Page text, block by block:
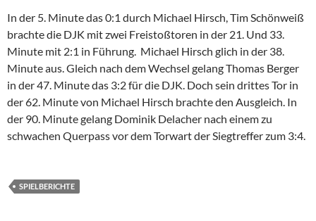
In der 5. Minute das 0:1 durch Michael Hirsch, Tim Schönweiß
brachte die DJK mit zwei Freistoßtoren in der 21. Und 33.
Minute mit 2:1 in Führung. Michael Hirsch glich in der 38.
Minute aus. Gleich nach dem Wechsel gelang Thomas Berger
in der 47. Minute das 3:2 für die DJK. Doch sein drittes Tor in
der 62. Minute von Michael Hirsch brachte den Ausgleich. In
der 90. Minute gelang Dominik Delacher nach einem zu
schwachen Querpass vor dem Torwart der Siegtreffer zum 3:4.
SPIELBERICHTE